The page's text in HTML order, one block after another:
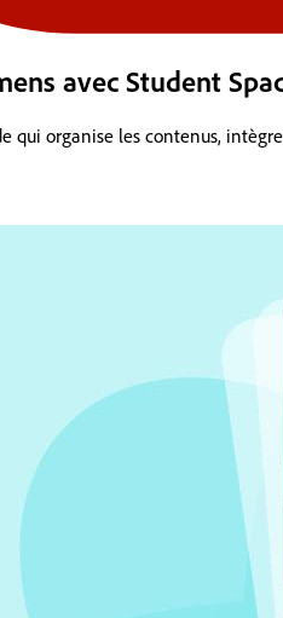
avec Student
qui organise les contenus,